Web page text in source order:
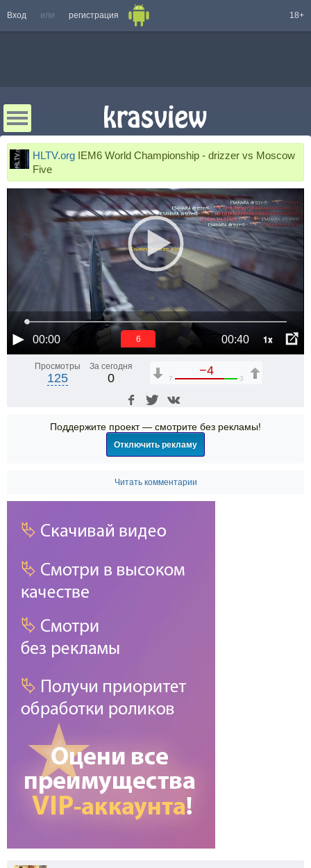
Вход или регистрация 18+
HLTV.org IEM6 World Championship - drizzer vs Moscow
Five
00:00 00:40 1x
6
Просмотры
125
За сегодня
0
−4
7 3
Поддержите проект — смотрите без рекламы!
Отключить рекламу
Читать комментарии